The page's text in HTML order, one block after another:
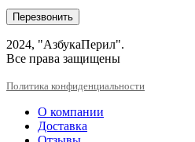
Перезвонить
2024, "АзбукаПерил".
Все права защищены
Политика конфиденциальности
О компании
Доставка